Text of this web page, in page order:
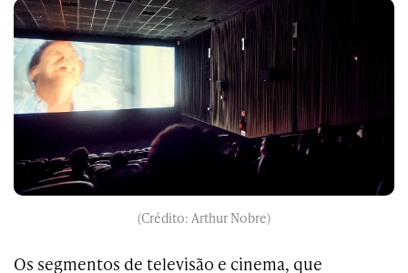
(Crédito: Arthur Nobre)
Os segmentos de televisão e cinema, que